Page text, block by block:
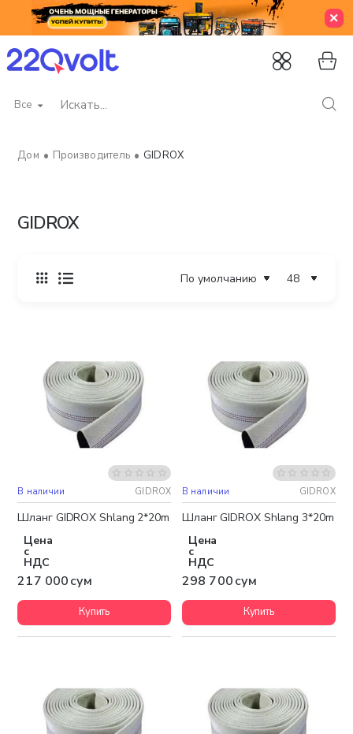
Все
Искать...
GIDROX
Производитель GIDROX
В наличии GIDROX
Шланг GIDROX Shlang 2*20m
Цена
с
НДС
217 000 сум
Купить
В наличии GIDROX
Шланг GIDROX Shlang 3*20m
Цена
с
НДС
298 700 сум
Купить